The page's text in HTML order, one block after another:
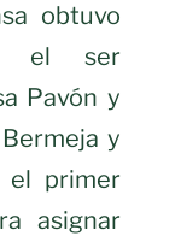
obtuvo
el ser
Pavón y
y
el primer
asignar